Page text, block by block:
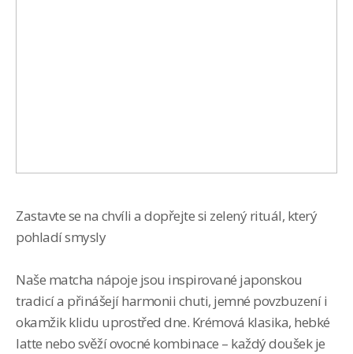
Zastavte se na chvíli a dopřejte si zelený rituál, který
pohladí smysly
Naše matcha nápoje jsou inspirované japonskou
tradicí a přinášejí harmonii chuti, jemné povzbuzení i
okamžik klidu uprostřed dne. Krémová klasika, hebké
latte nebo svěží ovocné kombinace – každý doušek je